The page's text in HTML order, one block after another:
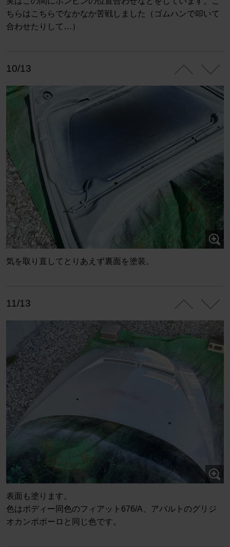
ちらはこちらでなかなか苦戦しました（ゴムハンで叩いて
合わせたりして…）
10/13
気を取り直してとりあえず裏面を塗装。
11/13
表面も塗ります。
色はボディー同色のフィアット676/A、アバルトのグリジ
オカンポボーロと同じ色です。